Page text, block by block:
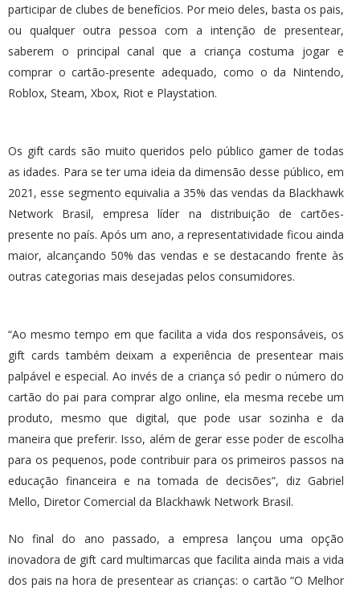
participar de clubes de benefícios. Por meio deles, basta os pais,
ou qualquer outra pessoa com a intenção de presentear,
saberem o principal canal que a criança costuma jogar e
comprar o cartão-presente adequado, como o da Nintendo,
Roblox, Steam, Xbox, Riot e Playstation.
Os gift cards são muito queridos pelo público gamer de todas
as idades. Para se ter uma ideia da dimensão desse público, em
2021, esse segmento equivalia a 35% das vendas da Blackhawk
Network Brasil, empresa líder na distribuição de cartões-
presente no país. Após um ano, a representatividade ficou ainda
maior, alcançando 50% das vendas e se destacando frente às
outras categorias mais desejadas pelos consumidores.
“Ao mesmo tempo em que facilita a vida dos responsáveis, os
gift cards também deixam a experiência de presentear mais
palpável e especial. Ao invés de a criança só pedir o número do
cartão do pai para comprar algo online, ela mesma recebe um
produto, mesmo que digital, que pode usar sozinha e da
maneira que preferir. Isso, além de gerar esse poder de escolha
para os pequenos, pode contribuir para os primeiros passos na
educação financeira e na tomada de decisões”, diz Gabriel
Mello, Diretor Comercial da Blackhawk Network Brasil.
No final do ano passado, a empresa lançou uma opção
inovadora de gift card multimarcas que facilita ainda mais a vida
dos pais na hora de presentear as crianças: o cartão “O Melhor